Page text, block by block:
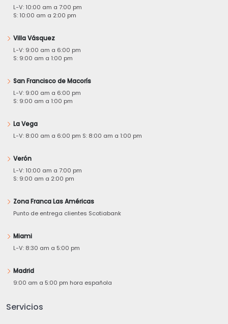
L-V: 10:00 am a 7:00 pm
S: 10:00 am a 2:00 pm
Villa Vásquez
L-V: 9:00 am a 6:00 pm
S: 9:00 am a 1:00 pm
San Francisco de Macorís
L-V: 9:00 am a 6:00 pm
S: 9:00 am a 1:00 pm
La Vega
L-V: 8:00 am a 6:00 pm S: 8:00 am a 1:00 pm
Verón
L-V: 10:00 am a 7:00 pm
S: 9:00 am a 2:00 pm
Zona Franca Las Américas
Punto de entrega clientes Scotiabank
Miami
L-V: 8:30 am a 5:00 pm
Madrid
9:00 am a 5:00 pm hora española
Servicios